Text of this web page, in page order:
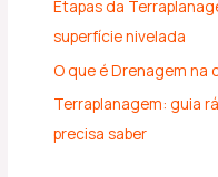
Etapas da
superfície nivelada
O que é Drenagem na
Terraplanagem: guia
precisa saber